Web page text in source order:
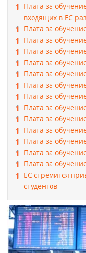
Плата за
входящих в ЕС
Плата за
Плата за
Плата за
Плата за
Плата за
Плата за
Плата за
Плата за
Плата за
Плата за
Плата за
Плата за
Плата за
ЕС стремится
студентов